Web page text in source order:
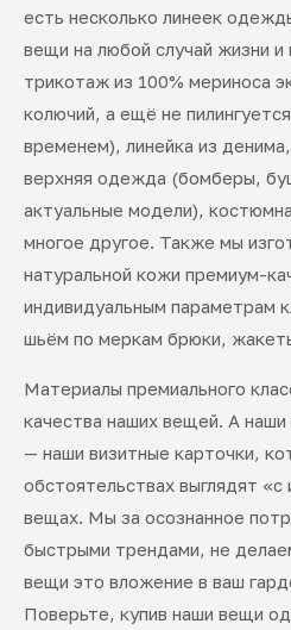
есть несколько линеек
вещи на любой случай жизни
трикотаж из 100% мериноса
колючий, а ещё не
временем), линейка из
верхняя одежда (бомберы,
актуальные модели),
многое другое. Также мы
натуральной кожи премиум-
индивидуальным параметрам
шьём по меркам брюки,
Материалы премиального
качества наших вещей. А наши
— наши визитные карточки,
обстоятельствах выглядят «с
вещах. Мы за осознанное
быстрыми трендами, не
вещи это вложение в ваш
Поверьте, купив наши вещи